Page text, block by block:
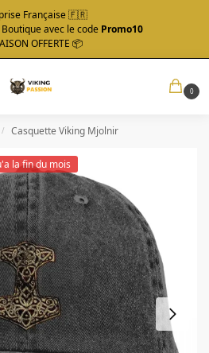
Française 🇫🇷
avec le code Promo10
OFFERTE 📦
0
/ Casquette Viking Mjolnir
la fin du mois